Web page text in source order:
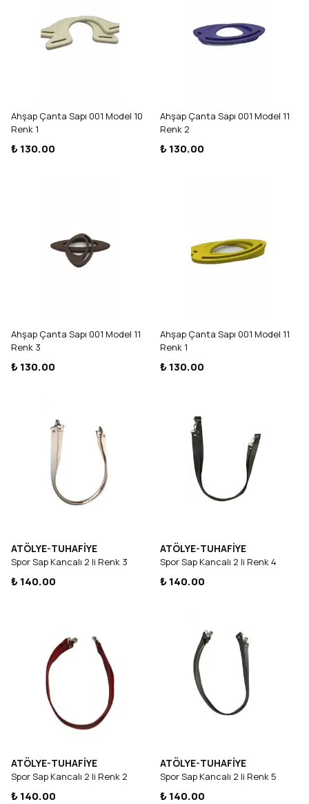
Ahşap Çanta Sapı 001 Model 10
Renk 1
₺ 130.00
Ahşap Çanta Sapı 001 Model 11
Renk 2
₺ 130.00
Ahşap Çanta Sapı 001 Model 11
Renk 3
₺ 130.00
Ahşap Çanta Sapı 001 Model 11
Renk 1
₺ 130.00
ATÖLYE-TUHAFİYE
Spor Sap Kancalı 2 li Renk 3
₺ 140.00
ATÖLYE-TUHAFİYE
Spor Sap Kancalı 2 li Renk 4
₺ 140.00
ATÖLYE-TUHAFİYE
Spor Sap Kancalı 2 li Renk 2
₺ 140.00
ATÖLYE-TUHAFİYE
Spor Sap Kancalı 2 li Renk 5
₺ 140.00